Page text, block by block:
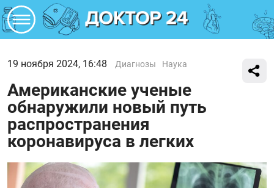
19 ноября 2024, 16:48 Диагнозы Наука
Американские ученые
обнаружили новый путь
распространения
коронавируса в легких